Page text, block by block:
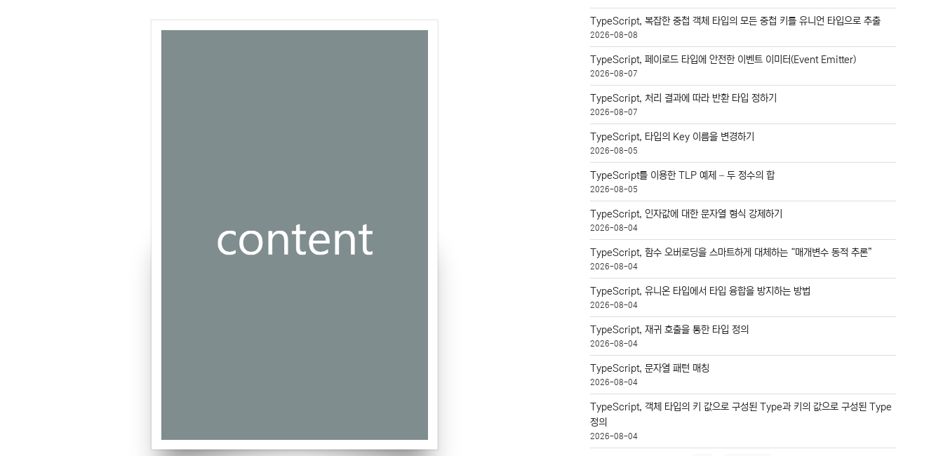
TypeScript, 복잡한 중첩 객체 타입의 모든 중첩 키를 유니언 타입으로 추출
2026-08-08
TypeScript, 페이로드 타입에 안전한 이벤트 이미터(Event Emitter)
2026-08-07
TypeScript, 처리 결과에 따라 반환 타입 정하기
2026-08-07
TypeScript, 타입의 Key 이름을 변경하기
2026-08-05
TypeScript를 이용한 TLP 예제 – 두 정수의 합
2026-08-05
TypeScript, 인자값에 대한 문자열 형식 강제하기
2026-08-04
TypeScript, 함수 오버로딩을 스마트하게 대체하는 “매개변수 동적 추론”
2026-08-04
TypeScript, 유니온 타입에서 타입 융합을 방지하는 방법
2026-08-04
TypeScript, 재귀 호출을 통한 타입 정의
2026-08-04
TypeScript, 문자열 패턴 매칭
2026-08-04
TypeScript, 객체 타입의 키 값으로 구성된 Type과 키의 값으로 구성된 Type
정의
2026-08-04